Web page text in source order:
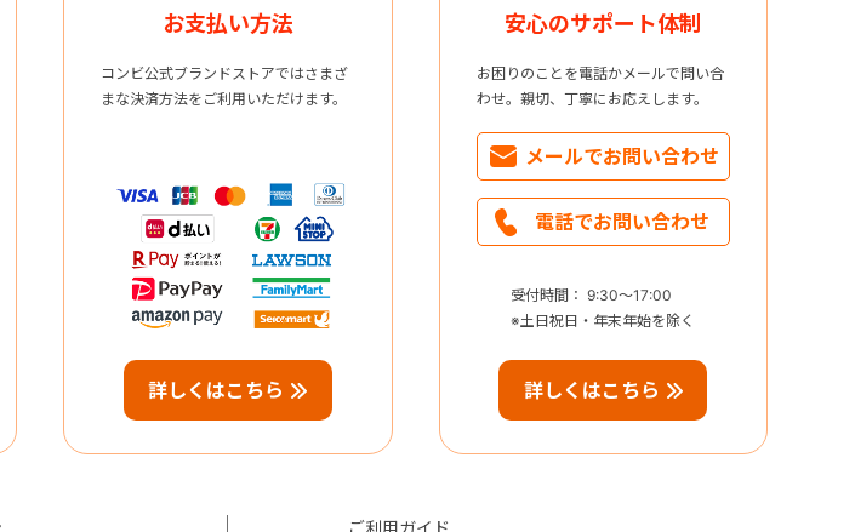
お支払い方法
コンビ公式ブランドストアではさまざ
まな決済方法をご利用いただけます。
詳しくはこちら
安心のサポート体制
お困りのことを電話かメールで問い合
わせ。親切、丁寧にお応えします。
メールでお問い合わせ
電話でお問い合わせ
受付時間： 9:30～17:00
※土日祝日・年末年始を除く
詳しくはこちら
ご利用ガイド